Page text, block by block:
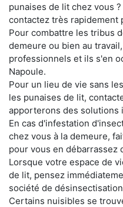
punaises de lit chez vous
contactez très rapidement
Pour combattre les tribus
demeure ou bien au
professionnels et ils s'en
Napoule.
Pour un lieu de vie sans
les punaises de lit,
apporterons des solutions
En cas d'infestation
chez vous à la demeure,
pour vous en débarrassez
Lorsque votre espace de
de lit, pensez
société de
Certains nuisibles se